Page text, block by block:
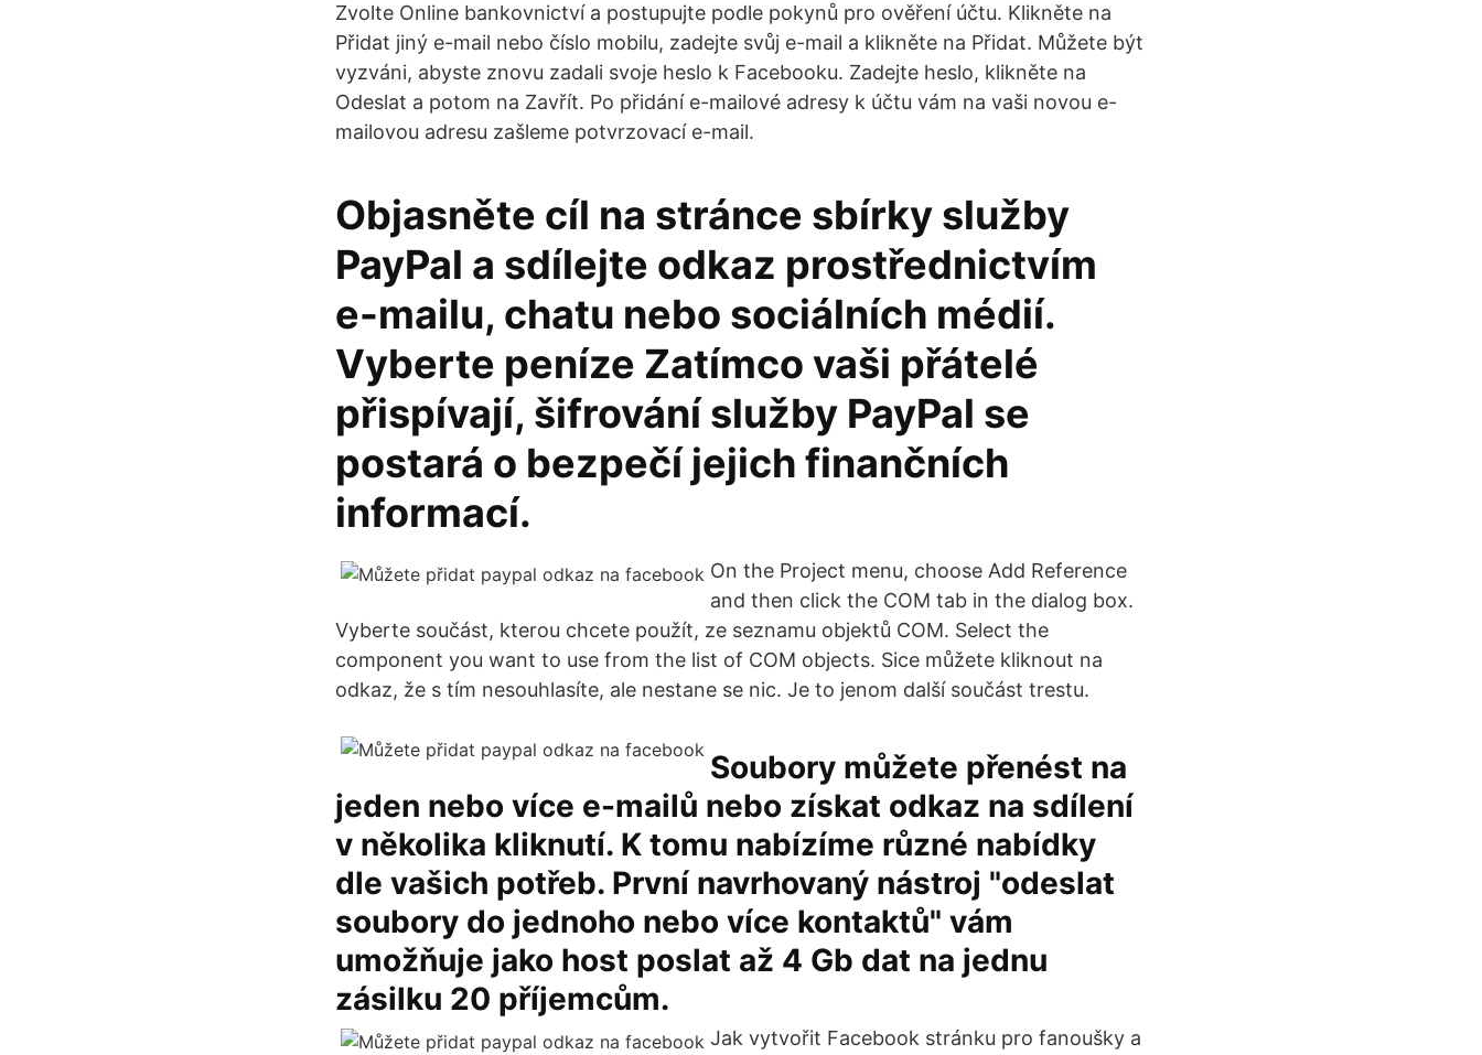
Zvolte Online bankovnictví a postupujte podle pokynů pro ověření účtu. Klikněte na
Přidat jiný e-mail nebo číslo mobilu, zadejte svůj e-mail a klikněte na Přidat. Můžete být
vyzváni, abyste znovu zadali svoje heslo k Facebooku. Zadejte heslo, klikněte na
Odeslat a potom na Zavřít. Po přidání e-mailové adresy k účtu vám na vaši novou e-
mailovou adresu zašleme potvrzovací e-mail.
Objasněte cíl na stránce sbírky služby
PayPal a sdílejte odkaz prostřednictvím
e-mailu, chatu nebo sociálních médií.
Vyberte peníze Zatímco vaši přátelé
přispívají, šifrování služby PayPal se
postará o bezpečí jejich finančních
informací.
On the Project menu, choose Add Reference
and then click the COM tab in the dialog box.
Vyberte součást, kterou chcete použít, ze seznamu objektů COM. Select the
component you want to use from the list of COM objects. Sice můžete kliknout na
odkaz, že s tím nesouhlasíte, ale nestane se nic. Je to jenom další součást trestu.
Soubory můžete přenést na
jeden nebo více e-mailů nebo získat odkaz na sdílení
v několika kliknutí. K tomu nabízíme různé nabídky
dle vašich potřeb. První navrhovaný nástroj "odeslat
soubory do jednoho nebo více kontaktů" vám
umožňuje jako host poslat až 4 Gb dat na jednu
zásilku 20 příjemcům.
Jak vytvořit Facebook stránku pro fanoušky a